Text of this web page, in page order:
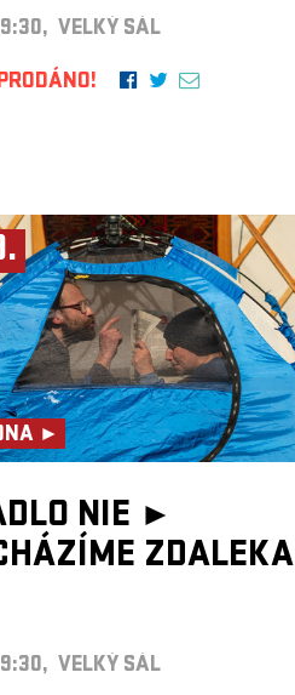
VELKÝ SÁL
►
NIE ►
ZDALEKA
VELKÝ SÁL